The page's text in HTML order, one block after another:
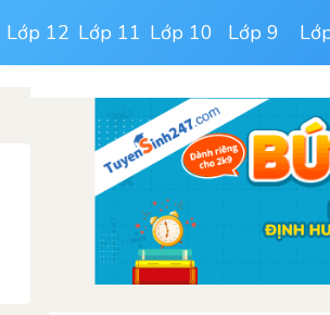
Lớp 12 Lớp 11 Lớp 10 Lớp 9